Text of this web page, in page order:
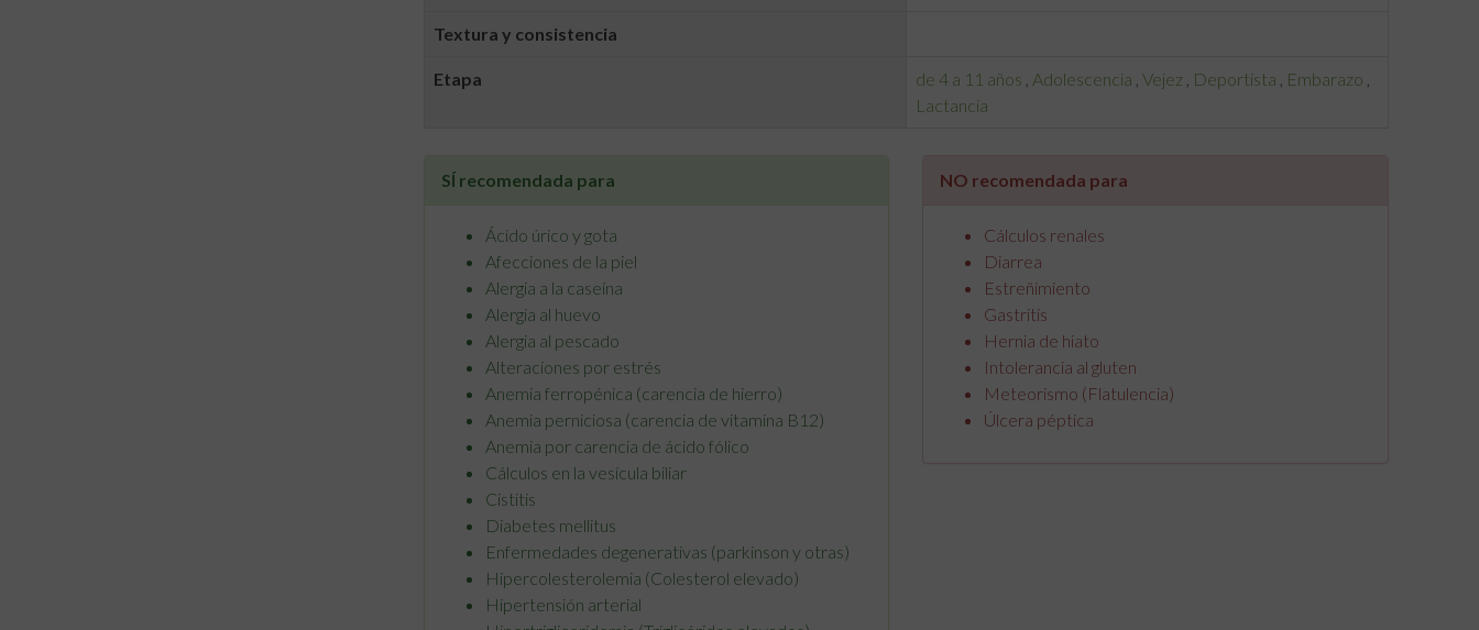
Textura y consistencia
Etapa de 4 a 11 años Adolescencia Vejez, Deportista Embarazo
Lactancia
SÍ recomendada para
Ácido úrico y gota
Afecciones de la piel
Alergia a la caseína
Alergia al huevo
Alergia al pescado
Alteraciones por estrés
Anemia ferropénica (carencia de hierro)
Anemia perniciosa (carencia de vitamina B12)
Anemia por carencia de ácido fólico
Cálculos en la vesícula biliar
Cistitis
Diabetes mellitus
Enfermedades degenerativas (parkinson y otras)
Hipercolesterolemia (Colesterol elevado)
Hipertensión arterial
NO recomendada para
Cálculos renales
Diarrea
Estreñimiento
Gastritis
Hernia de hiato
Intolerancia al gluten
Meteorismo (Flatulencia)
Úlcera péptica